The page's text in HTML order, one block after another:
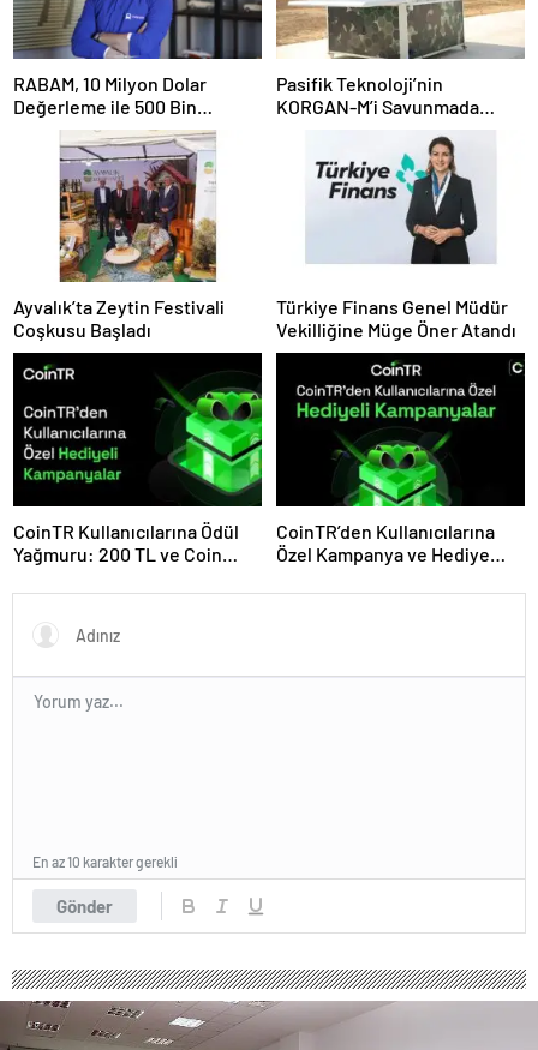
RABAM, 10 Milyon Dolar
Değerleme ile 500 Bin
Dolarlık Yatırım Aldı
Pasifik Teknoloji’nin
KORGAN-M’i Savunmada
Otonom Dönemi Başlatıyor
Ayvalık’ta Zeytin Festivali
Coşkusu Başladı
Türkiye Finans Genel Müdür
Vekilliğine Müge Öner Atandı
CoinTR Kullanıcılarına Ödül
Yağmuru: 200 TL ve Coin
CoinTR’den Kullanıcılarına
Özel Kampanya ve Hediye
Gönder
En az 10 karakter gerekli